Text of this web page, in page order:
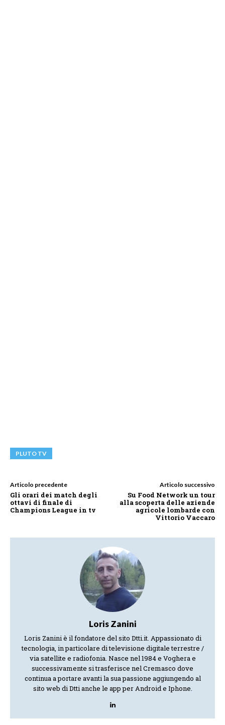
PLUTO TV
Articolo precedente
Gli orari dei match degli
ottavi di finale di
Champions League in tv
Articolo successivo
Su Food Network un tour
alla scoperta delle aziende
agricole lombarde con
Vittorio Vaccaro
Loris Zanini
Loris Zanini è il fondatore del sito Dtti.it. Appassionato di
tecnologia, in particolare di televisione digitale terrestre /
via satellite e radiofonia. Nasce nel 1984 e Voghera e
successivamente si trasferisce nel Cremasco dove
continua a portare avanti la sua passione aggiungendo al
sito web di Dtti anche le app per Android e Iphone.